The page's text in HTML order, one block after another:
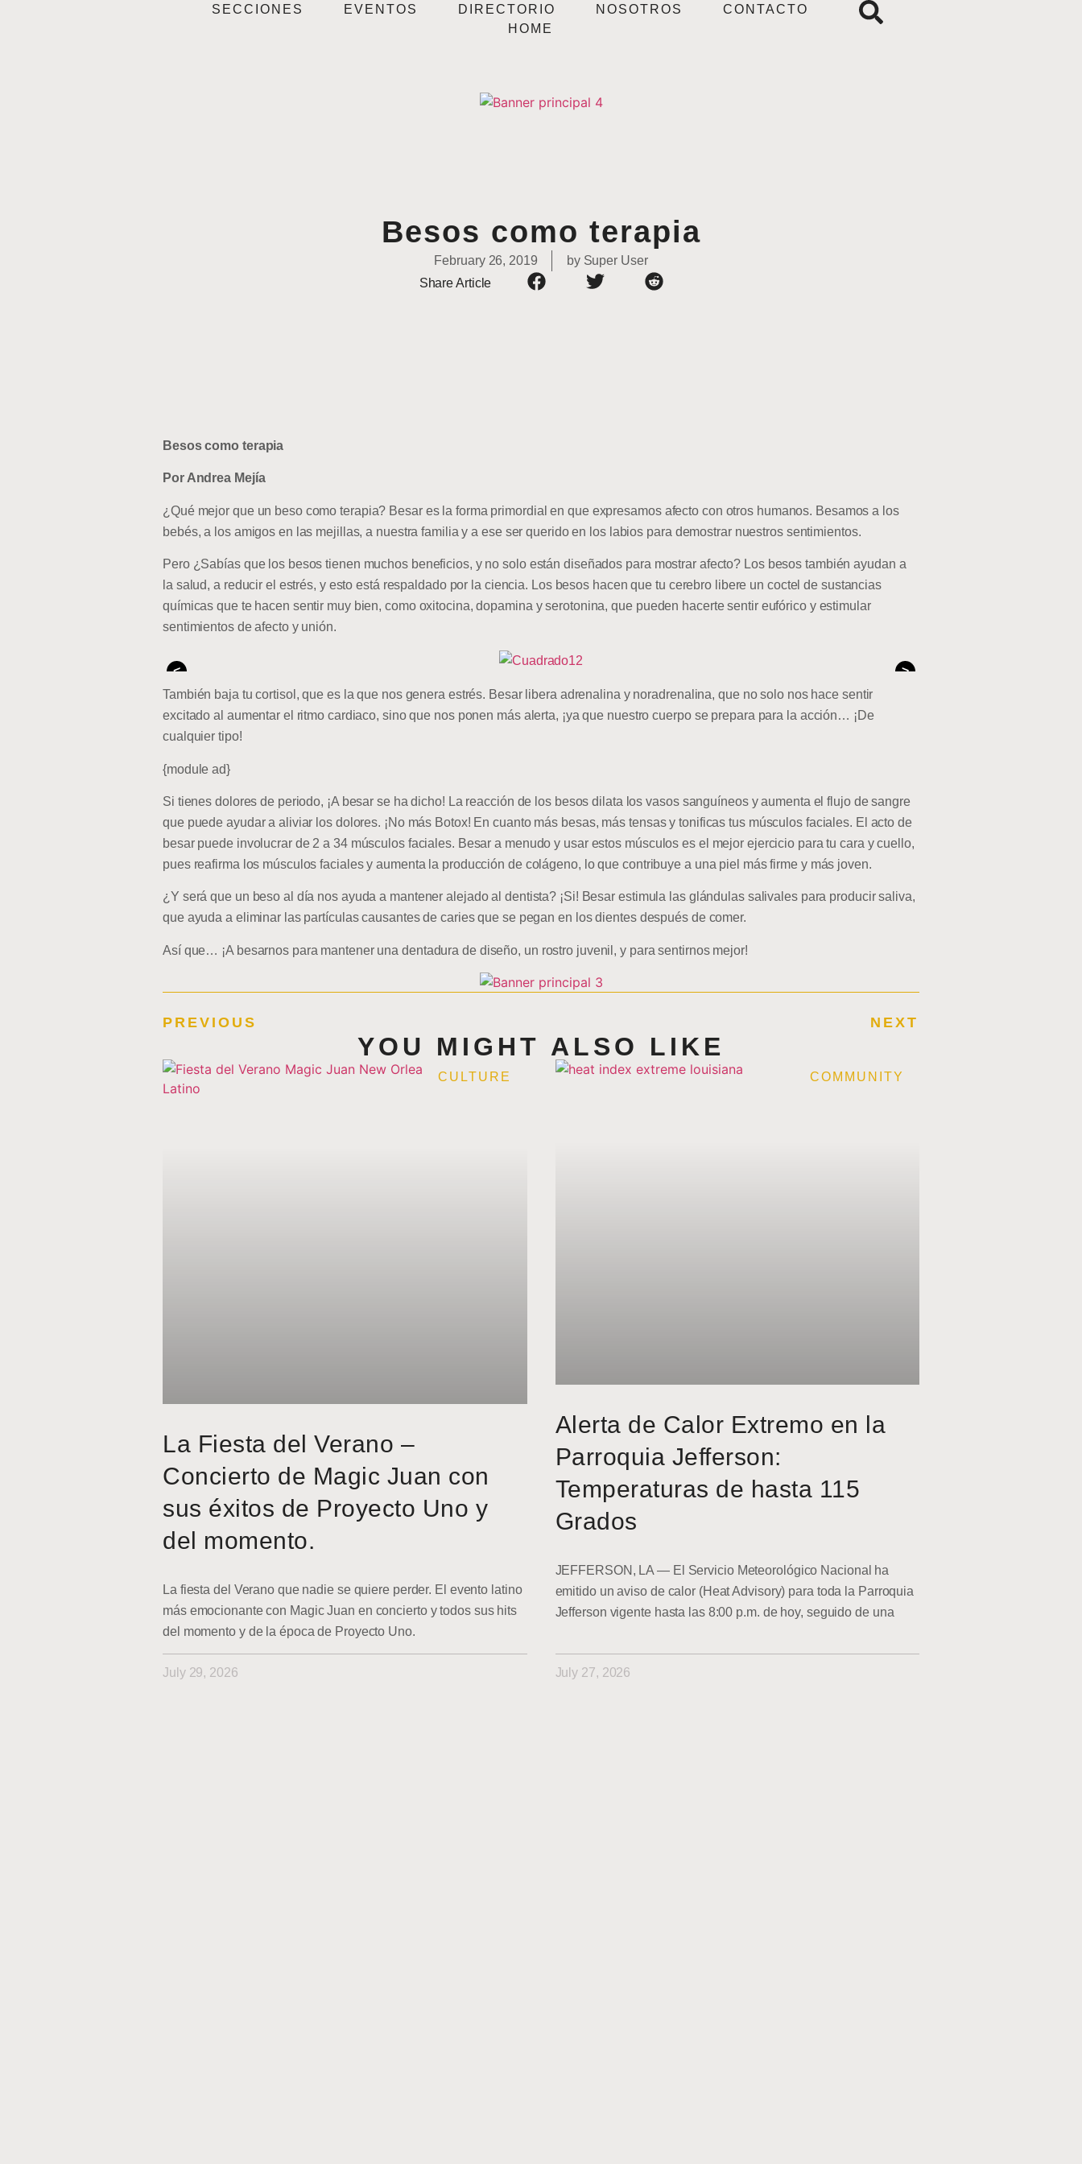
SECCIONES EVENTOS DIRECTORIO NOSOTROS
CONTACTO
HOME
Besos como terapia
February 26, 2019 bySuper User
Share Article
Besos como terapia
Por Andrea Mejía
¿Qué mejor que un beso como terapia? Besar es la forma primordial en que expresamos afecto con otros humanos. Besamos a los
bebés, a los amigos en las mejillas, a nuestra familia y a ese ser querido en los labios para demostrar nuestros sentimientos.
Pero ¿Sabías que los besos tienen muchos beneficios, y no solo están diseñados para mostrar afecto? Los besos también ayudan a
la salud, a reducir el estrés, y esto está respaldado por la ciencia. Los besos hacen que tu cerebro libere un coctel de sustancias
químicas que te hacen sentir muy bien, como oxitocina, dopamina y serotonina, que pueden hacerte sentir eufórico y estimular
sentimientos de afecto y unión.
<
>
También baja tu cortisol, que es la que nos genera estrés. Besar libera adrenalina y noradrenalina, que no solo nos hace sentir
excitado al aumentar el ritmo cardiaco, sino que nos ponen más alerta, ¡ya que nuestro cuerpo se prepara para la acción… ¡De
cualquier tipo!
{module ad}
Si tienes dolores de periodo, ¡A besar se ha dicho! La reacción de los besos dilata los vasos sanguíneos y aumenta el flujo de sangre
que puede ayudar a aliviar los dolores. ¡No más Botox! En cuanto más besas, más tensas y tonificas tus músculos faciales. El acto de
besar puede involucrar de 2 a 34 músculos faciales. Besar a menudo y usar estos músculos es el mejor ejercicio para tu cara y cuello,
pues reafirma los músculos faciales y aumenta la producción de colágeno, lo que contribuye a una piel más firme y más joven.
¿Y será que un beso al día nos ayuda a mantener alejado al dentista? ¡Si! Besar estimula las glándulas salivales para producir saliva,
que ayuda a eliminar las partículas causantes de caries que se pegan en los dientes después de comer.
Así que… ¡A besarnos para mantener una dentadura de diseño, un rostro juvenil, y para sentirnos mejor!
PREVIOUS NEXT
YOU MIGHT ALSO LIKE
CULTURE
La Fiesta del Verano –
Concierto de Magic Juan con
sus éxitos de Proyecto Uno y
del momento.
La fiesta del Verano que nadie se quiere perder. El evento latino
más emocionante con Magic Juan en concierto y todos sus hits
del momento y de la época de Proyecto Uno.
July 29, 2026
COMMUNITY
Alerta de Calor Extremo en la
Parroquia Jefferson:
Temperaturas de hasta 115
Grados
JEFFERSON, LA — El Servicio Meteorológico Nacional ha
emitido un aviso de calor (Heat Advisory) para toda la Parroquia
Jefferson vigente hasta las 8:00 p.m. de hoy, seguido de una
July 27, 2026